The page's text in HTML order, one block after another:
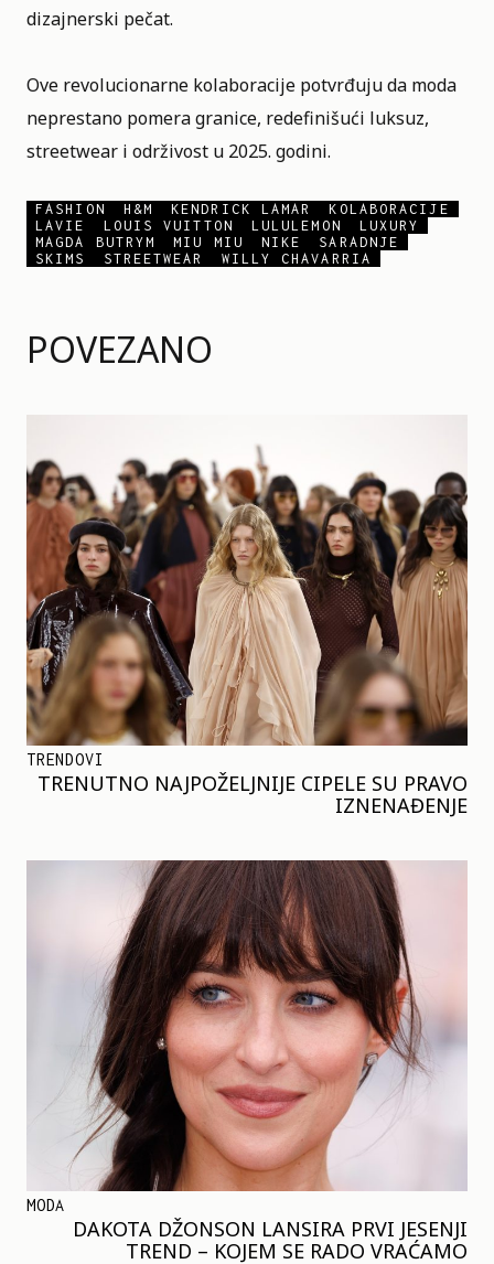
POVEZANO
TRENDOVI
TRENUTNO NAJPOŽELJNIJE CIPELE SU PRAVO
IZNENAĐENJE
MODA
DAKOTA DŽONSON LANSIRA PRVI JESENJI
TREND – KOJEM SE RADO VRAĆAMO
dizajnerski pečat.
Ove revolucionarne kolaboracije potvrđuju da moda
neprestano pomera granice, redefinišući luksuz,
streetwear i održivost u 2025. godini.
FASHION H&M KENDRICK LAMAR
KOLABORACIJE
LAVIE
LOUIS VUITTON LULULEMON
LUXURY
MAGDA BUTRYM
MIU MIU NIKE
SARADNJE
SKIMS
STREETWEAR WILLY CHAVARRIA